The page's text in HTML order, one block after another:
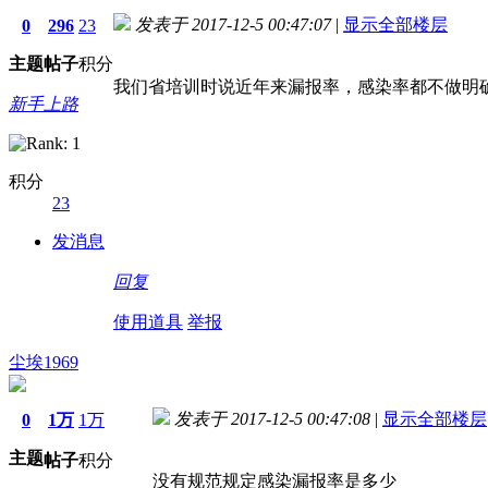
0
主题
296
帖子
23
积分
新手上路
积分
23
发消息
发表于 2017-12-5 00:47:07 | 显示全部楼层
我们省培训时说近年来漏报率，感染率都不做明
回复
使用道具 举报
尘埃1969
0
主题
1万
帖子
1万
积分
发表于 2017-12-5 00:47:08 | 显示全部楼层
没有规范规定感染漏报率是多少